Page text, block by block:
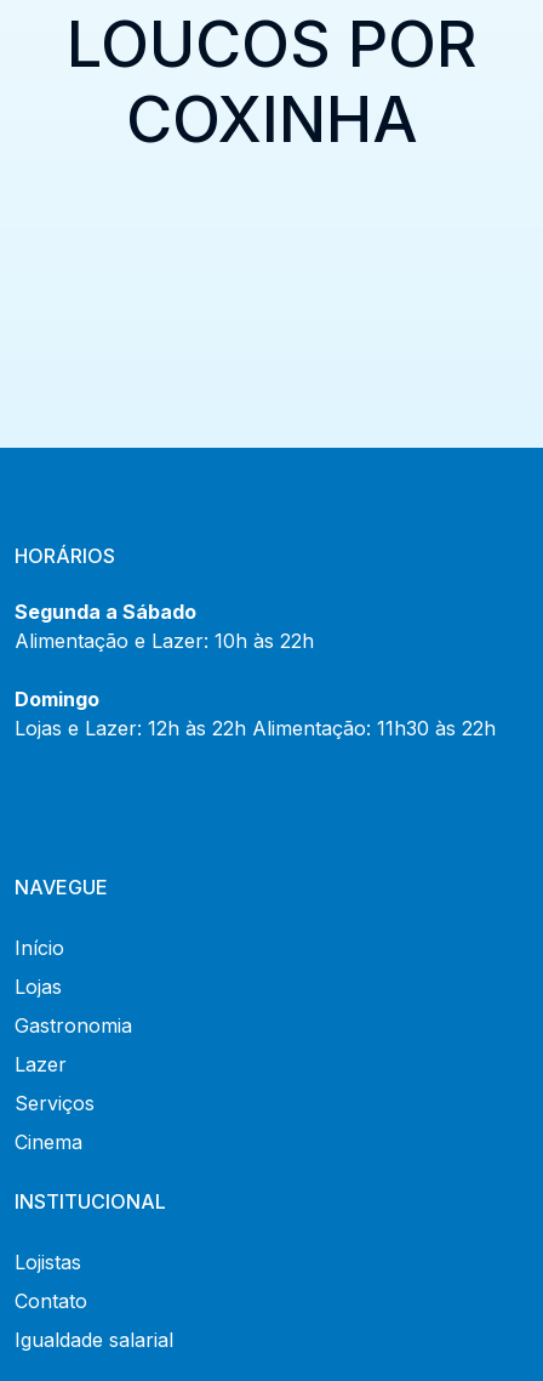
LOUCOS POR
COXINHA
HORÁRIOS
Segunda a Sábado
Alimentação e Lazer: 10h às 22h
Domingo
Lojas e Lazer: 12h às 22h Alimentação: 11h30 às 22h
NAVEGUE
Início
Lojas
Gastronomia
Lazer
Serviços
Cinema
INSTITUCIONAL
Lojistas
Contato
Igualdade salarial